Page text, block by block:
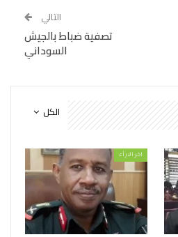
التالي
تصفية ضباط بالجيش
السوداني
الكل
اخر الارأء